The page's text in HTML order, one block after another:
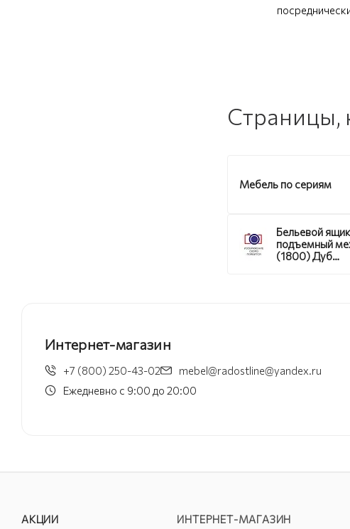
Страницы,
Мебель по сериям
Бельевой
подъемный
(1800) Дуб
Интернет-магазин
+7 (800) 250-43-02
mebel@radostline@yandex.ru
Ежедневно с 9:00 до 20:00
АКЦИИ ИНТЕРНЕТ-МАГАЗИН